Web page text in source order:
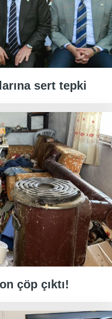
sert tepki
çöp çıktı!